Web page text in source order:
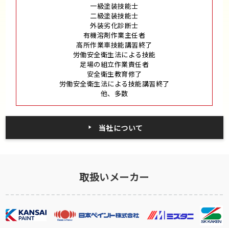
一級塗装技能士
二級塗装技能士
外装劣化診断士
有機溶剤作業主任者
高所作業車技能講習終了
労働安全衛生法による技能
足場の組立作業責任者
安全衛生教育修了
労働安全衛生法による技能講習終了
他、多数
当社について
取扱いメーカー